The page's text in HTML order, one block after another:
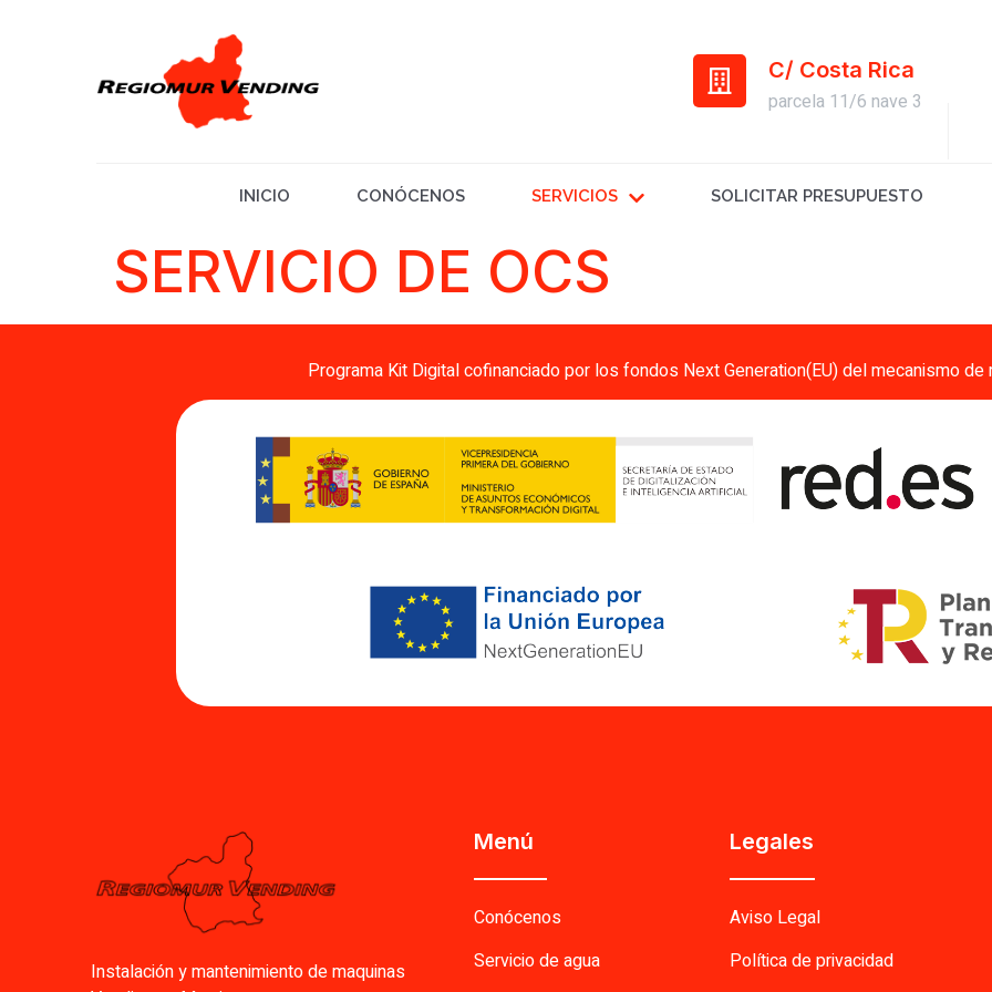
C/ Costa Rica
parcela 11/6 nave 3
INICIO CONÓCENOS SERVICIOS SOLICITAR PRESUPUESTO
SERVICIO DE OCS
Programa Kit Digital cofinanciado por los fondos Next Generation(EU) del mecanismo de
Instalación y mantenimiento de maquinas
Menú
Conócenos
Servicio de agua
Legales
Aviso Legal
Política de privacidad